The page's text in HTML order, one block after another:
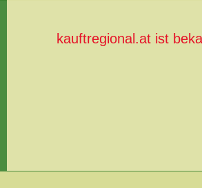
kauftregional.at ist